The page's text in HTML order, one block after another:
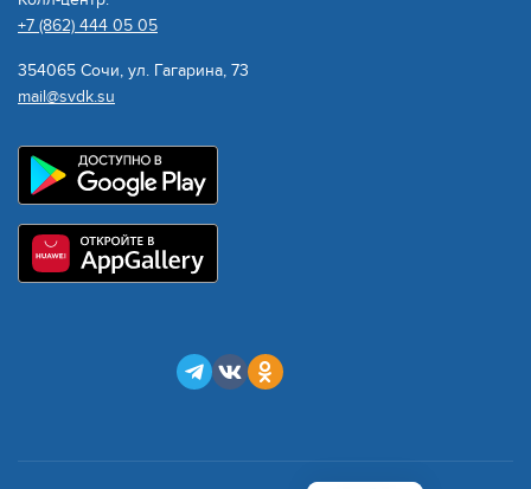
+7 (862) 444 05 05
354065 Сочи, ул. Гагарина, 73
mail@svdk.su